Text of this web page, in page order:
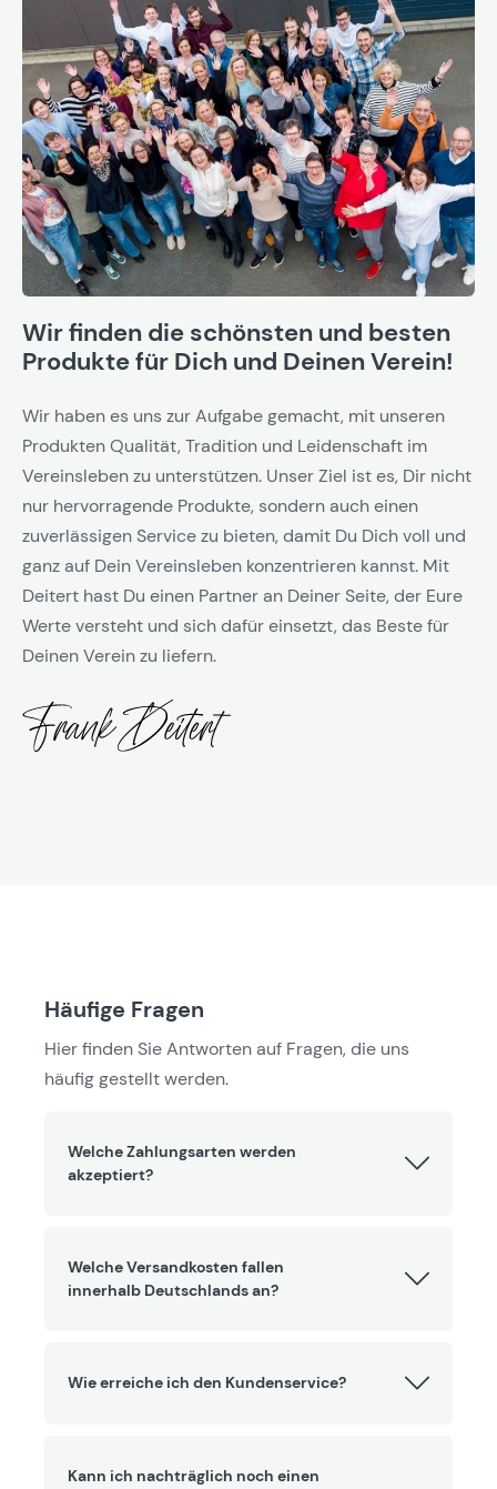
Wir finden die schönsten und besten
Produkte für Dich und Deinen Verein!
Wir haben es uns zur Aufgabe gemacht, mit unseren
Produkten Qualität, Tradition und Leidenschaft im
Vereinsleben zu unterstützen. Unser Ziel ist es, Dir nicht
nur hervorragende Produkte, sondern auch einen
zuverlässigen Service zu bieten, damit Du Dich voll und
ganz auf Dein Vereinsleben konzentrieren kannst. Mit
Deitert hast Du einen Partner an Deiner Seite, der Eure
Werte versteht und sich dafür einsetzt, das Beste für
Deinen Verein zu liefern.
Häufige Fragen
Hier finden Sie Antworten auf Fragen, die uns
häufig gestellt werden.
Welche Zahlungsarten werden
akzeptiert?
Welche Versandkosten fallen
innerhalb Deutschlands an?
Wie erreiche ich den Kundenservice?
Kann ich nachträglich noch einen